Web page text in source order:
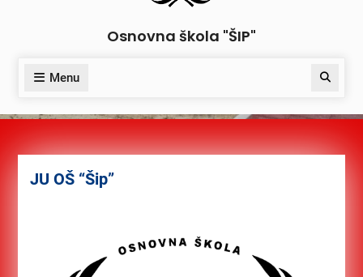
Osnovna škola "ŠIP"
Menu
JU OŠ “Šip”